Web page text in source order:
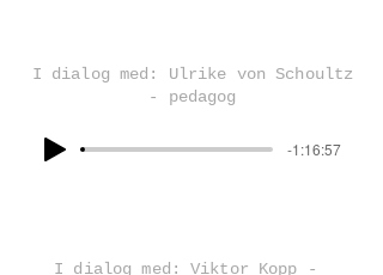
I dialog med: Ulrike von Schoultz
- pedagog
-1:16:57
I dialog med: Viktor Kopp -